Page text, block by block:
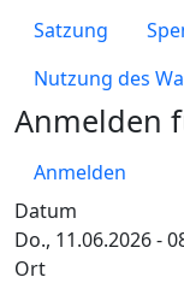
Datum
Do., 11.06.2026 -
Ort
Satzung
Nutzung des
Anmelden
Anmelden